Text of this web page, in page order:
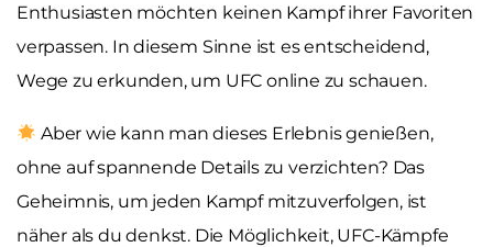
Enthusiasten möchten keinen Kampf ihrer Favoriten
verpassen. In diesem Sinne ist es entscheidend,
Wege zu erkunden, um UFC online zu schauen.
Aber wie kann man dieses Erlebnis genießen,
ohne auf spannende Details zu verzichten? Das
Geheimnis, um jeden Kampf mitzuverfolgen, ist
näher als du denkst. Die Möglichkeit, UFC-Kämpfe